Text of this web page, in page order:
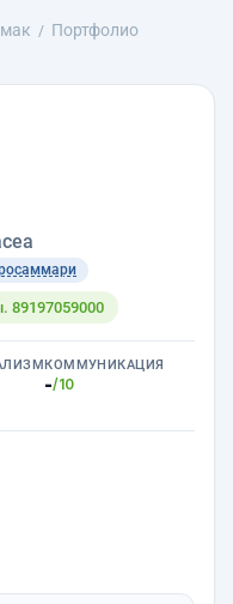
Портфолио
89197059000
КОММУНИКАЦИЯ
-/10